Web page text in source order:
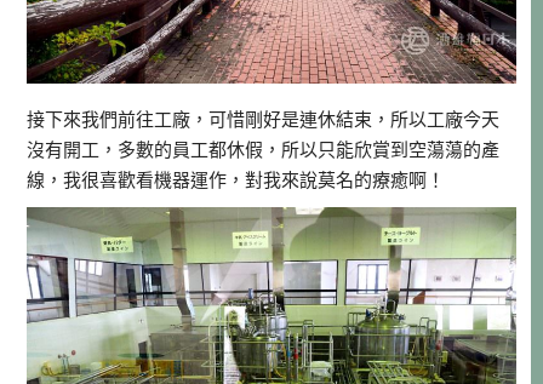
接下來我們前往工廠，可惜剛好是連休結束，所以工廠今天
沒有開工，多數的員工都休假，所以只能欣賞到空蕩蕩的產
線，我很喜歡看機器運作，對我來說莫名的療癒啊！